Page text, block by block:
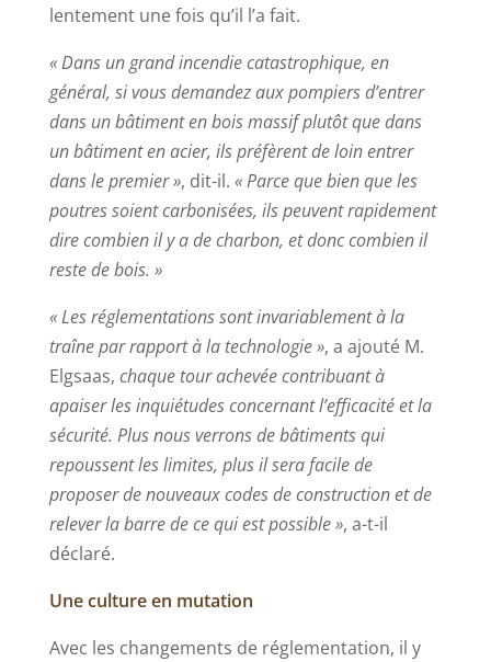
lentement une fois qu’il l’a fait.
« Dans un grand incendie catastrophique, en
général, si vous demandez aux pompiers d’entrer
dans un bâtiment en bois massif plutôt que dans
un bâtiment en acier, ils préfèrent de loin entrer
dans le premier », dit-il. « Parce que bien que les
poutres soient carbonisées, ils peuvent rapidement
dire combien il y a de charbon, et donc combien il
reste de bois. »
« Les réglementations sont invariablement à la
traîne par rapport à la technologie », a ajouté M.
Elgsaas, chaque tour achevée contribuant à
apaiser les inquiétudes concernant l’efficacité et la
sécurité. Plus nous verrons de bâtiments qui
repoussent les limites, plus il sera facile de
proposer de nouveaux codes de construction et de
relever la barre de ce qui est possible », a-t-il
déclaré.
Une culture en mutation
Avec les changements de réglementation, il y